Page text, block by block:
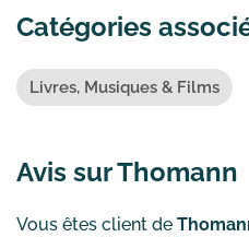
Catégories
Livres, Musiques & Films
Avis sur Thomann
Vous êtes client de